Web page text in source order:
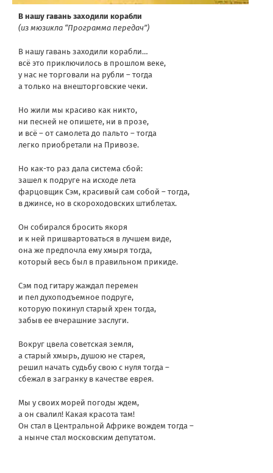
В нашу гавань заходили корабли
(из мюзикла “Программа передач”)
В нашу гавань заходили корабли…
всё это приключилось в прошлом веке,
у нас не торговали на рубли – тогда
а только на внешторговские чеки.
Но жили мы красиво как никто,
ни песней не опишете, ни в прозе,
и всё – от самолета до пальто – тогда
легко приобретали на Привозе.
Но как-то раз дала система сбой:
зашел к подруге на исходе лета
фарцовщик Сэм, красивый сам собой – тогда,
в джинсе, но в скороходовских штиблетах.
Он собирался бросить якоря
и к ней пришвартоваться в лучшем виде,
она же предпочла ему хмыря тогда,
который весь был в правильном прикиде.
Сэм под гитару жаждал перемен
и пел духоподъемное подруге,
которую покинул старый хрен тогда,
забыв ее вчерашние заслуги.
Вокруг цвела советская земля,
а старый хмырь, душою не старея,
решил начать судьбу свою с нуля тогда –
сбежал в загранку в качестве еврея.
Мы у своих морей погоды ждем,
а он свалил! Какая красота там!
Он стал в Центральной Африке вождем тогда –
а нынче стал московским депутатом.